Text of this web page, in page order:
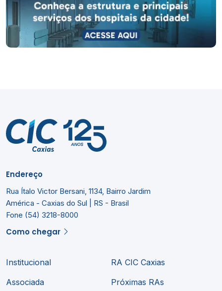
Endereço
Rua Ítalo Victor Bersani, 1134, Bairro Jardim
América - Caxias do Sul | RS - Brasil
Fone (54) 3218-8000
Como chegar
Institucional
Associada
RA CIC Caxias
Próximas RAs